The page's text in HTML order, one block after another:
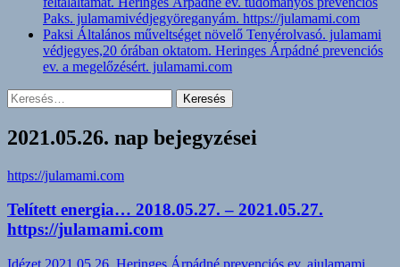
Paks. julamamivédjegyöreganyám. https://julamami.com
Paksi Általános műveltséget növelő Tenyérolvasó. julamami
védjegyes,20 órában oktatom. Heringes Árpádné prevenciós
ev. a megelőzésért. julamami.com
Keresés:
2021.05.26. nap bejegyzései
https://julamami.com
Telített energia… 2018.05.27. – 2021.05.27.
https://julamami.com